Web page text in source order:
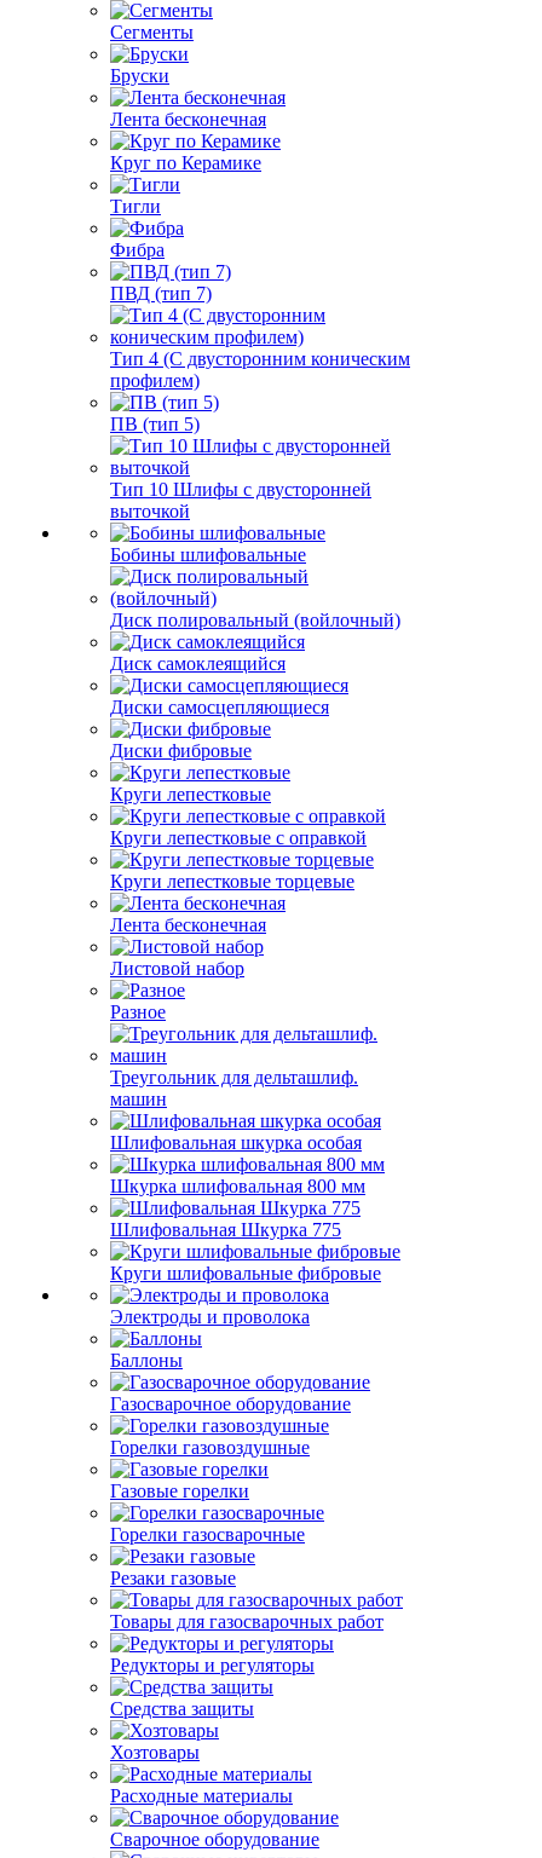
Сегменты
Бруски
Лента бесконечная
Круг по Керамике
Тигли
Фибра
ПВД (тип 7)
Тип 4 (С двусторонним коническим
профилем)
ПВ (тип 5)
Тип 10 Шлифы с двусторонней
выточкой
Бобины шлифовальные
Диск полировальный (войлочный)
Диск самоклеящийся
Диски самосцепляющиеся
Диски фибровые
Круги лепестковые
Круги лепестковые с оправкой
Круги лепестковые торцевые
Лента бесконечная
Листовой набор
Разное
Треугольник для дельташлиф.
машин
Шлифовальная шкурка особая
Шкурка шлифовальная 800 мм
Шлифовальная Шкурка 775
Круги шлифовальные фибровые
Электроды и проволока
Баллоны
Газосварочное оборудование
Горелки газовоздушные
Газовые горелки
Горелки газосварочные
Резаки газовые
Товары для газосварочных работ
Редукторы и регуляторы
Средства защиты
Хозтовары
Расходные материалы
Сварочное оборудование